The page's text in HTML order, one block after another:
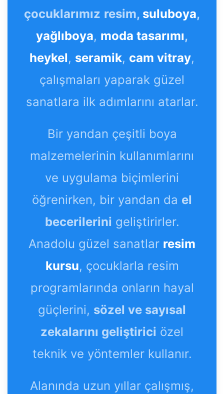
çocuklarımız resim, suluboya,
yağlıboya, moda tasarımı,
heykel, seramik, cam vitray,
çalışmaları yaparak güzel
sanatlara ilk adımlarını atarlar.
Bir yandan çeşitli boya
malzemelerinin kullanımlarını
ve uygulama biçimlerini
öğrenirken, bir yandan da el
becerilerini geliştirirler.
Anadolu güzel sanatlar resim
kursu, çocuklarla resim
programlarında onların hayal
güçlerini, sözel ve sayısal
zekalarını geliştirici özel
teknik ve yöntemler kullanır.
Alanında uzun yıllar çalışmış,